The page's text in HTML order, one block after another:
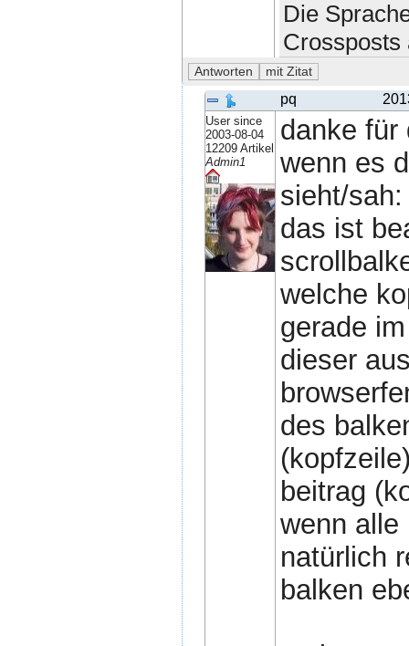
Die
pq
User since
2003-08-04
12209 Artikel
Admin1
danke für
wenn es
sieht/sah:
das ist
welche
gerade
dieser
des
beitrag
wenn alle
natürlich
balken